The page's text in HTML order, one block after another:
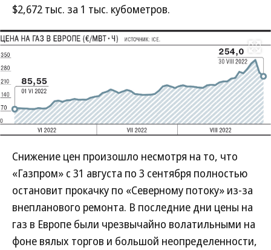
$2,672 тыс. за 1 тыс. кубометров.
Снижение цен произошло несмотря на то, что
«Газпром» с 31 августа по 3 сентября полностью
остановит прокачку по «Северному потоку» из-за
внепланового ремонта. В последние дни цены на
газ в Европе были чрезвычайно волатильными на
фоне вялых торгов и большой неопределенности,